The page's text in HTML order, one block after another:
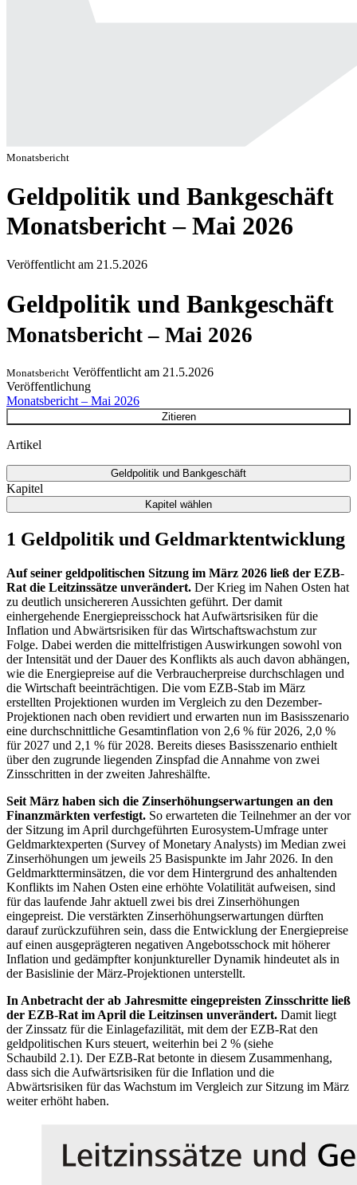
Monatsbericht
Geldpolitik und Bankgeschäft
Monatsbericht – Mai 2026
Veröffentlicht am 21.5.2026
Geldpolitik und Bankgeschäft
Monatsbericht – Mai 2026
Monatsbericht Veröffentlicht am 21.5.2026
Veröffentlichung
Monatsbericht – Mai 2026
Zitieren
Artikel
Geldpolitik und Bankgeschäft
Kapitel
Kapitel wählen
1 Geldpolitik und Geldmarktentwicklung
Auf seiner geldpolitischen Sitzung im März 2026 ließ der EZB-
Rat die Leitzinssätze unverändert. Der Krieg im Nahen Osten hat
zu deutlich unsichereren Aussichten geführt. Der damit
einhergehende Energiepreisschock hat Aufwärtsrisiken für die
Inflation und Abwärtsrisiken für das Wirtschaftswachstum zur
Folge. Dabei werden die mittelfristigen Auswirkungen sowohl von
der Intensität und der Dauer des Konflikts als auch davon abhängen,
wie die Energiepreise auf die Verbraucherpreise durchschlagen und
die Wirtschaft beeinträchtigen. Die vom EZB-Stab im März
erstellten Projektionen wurden im Vergleich zu den Dezember-
Projektionen nach oben revidiert und erwarten nun im Basisszenario
eine durchschnittliche Gesamtinflation von 2,6 % für 2026, 2,0 %
für 2027 und 2,1 % für 2028. Bereits dieses Basisszenario enthielt
über den zugrunde liegenden Zinspfad die Annahme von zwei
Zinsschritten in der zweiten Jahreshälfte.
Seit März haben sich die Zinserhöhungserwartungen an den
Finanzmärkten verfestigt. So erwarteten die Teilnehmer an der vor
der Sitzung im April durchgeführten Eurosystem-Umfrage unter
Geldmarktexperten (Survey of Monetary Analysts) im Median zwei
Zinserhöhungen um jeweils 25 Basispunkte im Jahr 2026. In den
Geldmarktterminsätzen, die vor dem Hintergrund des anhaltenden
Konflikts im Nahen Osten eine erhöhte Volatilität aufweisen, sind
für das laufende Jahr aktuell zwei bis drei Zinserhöhungen
eingepreist. Die verstärkten Zinserhöhungserwartungen dürften
darauf zurückzuführen sein, dass die Entwicklung der Energiepreise
auf einen ausgeprägteren negativen Angebotsschock mit höherer
Inflation und gedämpfter konjunktureller Dynamik hindeutet als in
der Basislinie der März-Projektionen unterstellt.
In Anbetracht der ab Jahresmitte eingepreisten Zinsschritte ließ
der EZB-Rat im April die Leitzinsen unverändert. Damit liegt
der Zinssatz für die Einlagefazilität, mit dem derEZB-Rat den
geldpolitischen Kurs steuert, weiterhin bei 2 % (siehe
Schaubild 2.1). DerEZB-Rat betonte in diesem Zusammenhang,
dass sich die Aufwärtsrisiken für die Inflation und die
Abwärtsrisiken für das Wachstum im Vergleich zur Sitzung im März
weiter erhöht haben.